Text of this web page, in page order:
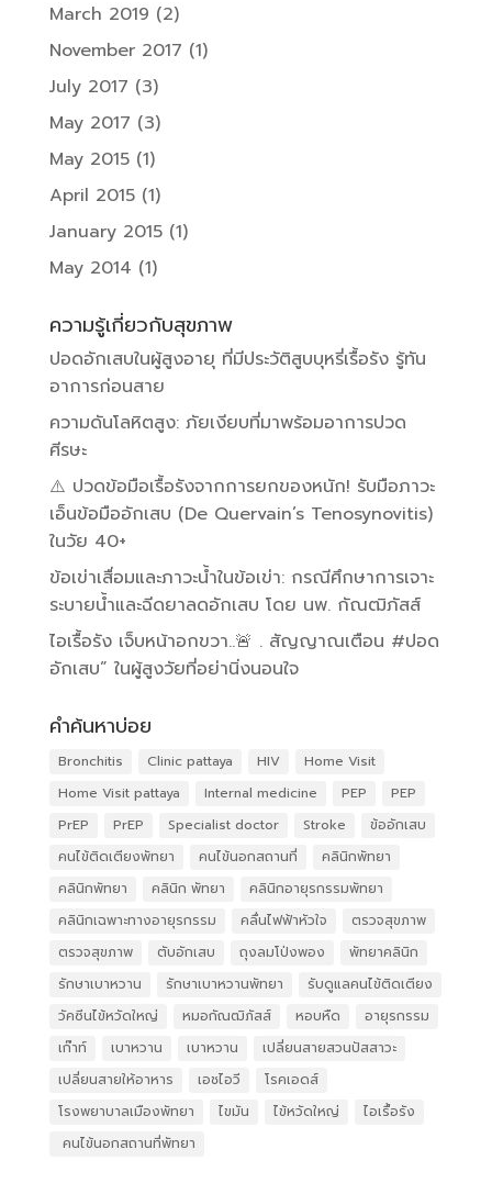
March 2019 (2)
November 2017 (1)
July 2017 (3)
May 2017 (3)
May 2015(1)
April 2015(1)
January 2015(1)
May 2014 (1)
ความรู้เกี่ยวกับสุขภาพ
ปอดอักเสบในผู้สูงอายุ ที่มีประวัติสูบบุหรี่เรื้อรัง รู้ทัน
อาการก่อนสาย
ความดันโลหิตสูง: ภัยเงียบที่มาพร้อมอาการปวด
ศีรษะ
⚠️ ปวดข้อมือเรื้อรังจากการยกของหนัก! รับมือภาวะ
เอ็นข้อมืออักเสบ (De Quervain’s Tenosynovitis)
ในวัย 40+
ข้อเข่าเสื่อมและภาวะน้ำในข้อเข่า: กรณีศึกษาการเจาะ
ระบายน้ำและฉีดยาลดอักเสบ โดย นพ. กัณฒิภัสส์
ไอเรื้อรัง เจ็บหน้าอกขวา..🚨 . สัญญาณเตือน #ปอด
อักเสบ” ในผู้สูงวัยที่อย่านิ่งนอนใจ
คำค้นหาบ่อย
Bronchitis Clinic pattaya HIV
Home Visit
Home Visit pattaya
Internal medicine PEP
PEP
PrEP
PrEP Specialist doctor Stroke
ข้ออักเสบ
คนไข้ติดเตียงพัทยา
คนไข้นอกสถานที่
คลินิกพัทยา
คลินิกพัทยา
คลินิก พัทยา
คลินิกอายุรกรรมพัทยา
คลินิกเฉพาะทางอายุรกรรม
คลื่นไฟฟ้าหัวใจ
ตรวจสุขภาพ
ตรวจสุขภาพ
ตับอักเสบ ถุงลมโป่งพอง
พัทยาคลินิก
รักษาเบาหวาน
รักษาเบาหวานพัทยา
รับดูแลคนไข้ติดเตียง
วัคซีนไข้หวัดใหญ่
หมอกัณฒิภัสส์ หอบหืด
อายุรกรรม
เก๊าท์
เบาหวาน เบาหวาน
เปลี่ยนสายสวนปัสสาวะ
เปลี่ยนสายให้อาหาร
เอชไอวี
โรคเอดส์
โรงพยาบาลเมืองพัทยา
ไขมัน ไข้หวัดใหญ่
ไอเรื้อรัง
​ คนไข้นอกสถานที่พัทยา